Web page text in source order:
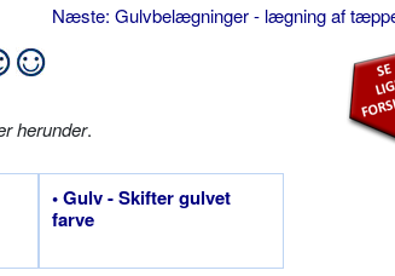
Næste: Gulvbelægninger - lægning af
herunder.
• Gulv - Skifter gulvet
farve